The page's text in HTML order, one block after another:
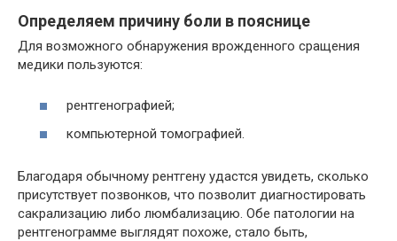
Определяем причину боли в пояснице
Для возможного обнаружения врожденного сращения
медики пользуются:
рентгенографией;
компьютерной томографией.
Благодаря обычному рентгену удастся увидеть, сколько
присутствует позвонков, что позволит диагностировать
сакрализацию либо люмбализацию. Обе патологии на
рентгенограмме выглядят похоже, стало быть,